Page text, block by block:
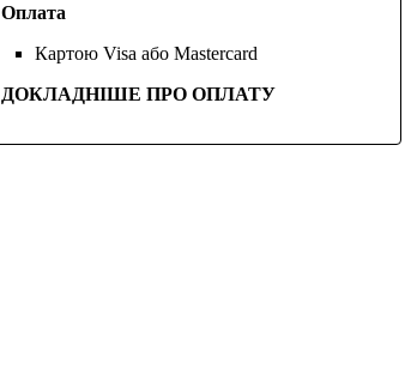
Оплата
Картою Visa або Mastercard
ДОКЛАДНІШЕ ПРО ОПЛАТУ